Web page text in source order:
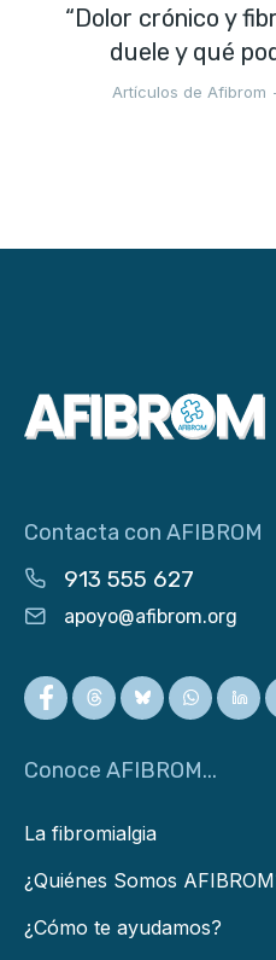
“Dolor crónico y
duele y qué
Artículos de Afibrom
Contacta con AFIBROM
913 555 627
apoyo@afibrom.org
Conoce AFIBROM...
La fibromialgia
¿Quiénes Somos
¿Cómo te ayudamos?